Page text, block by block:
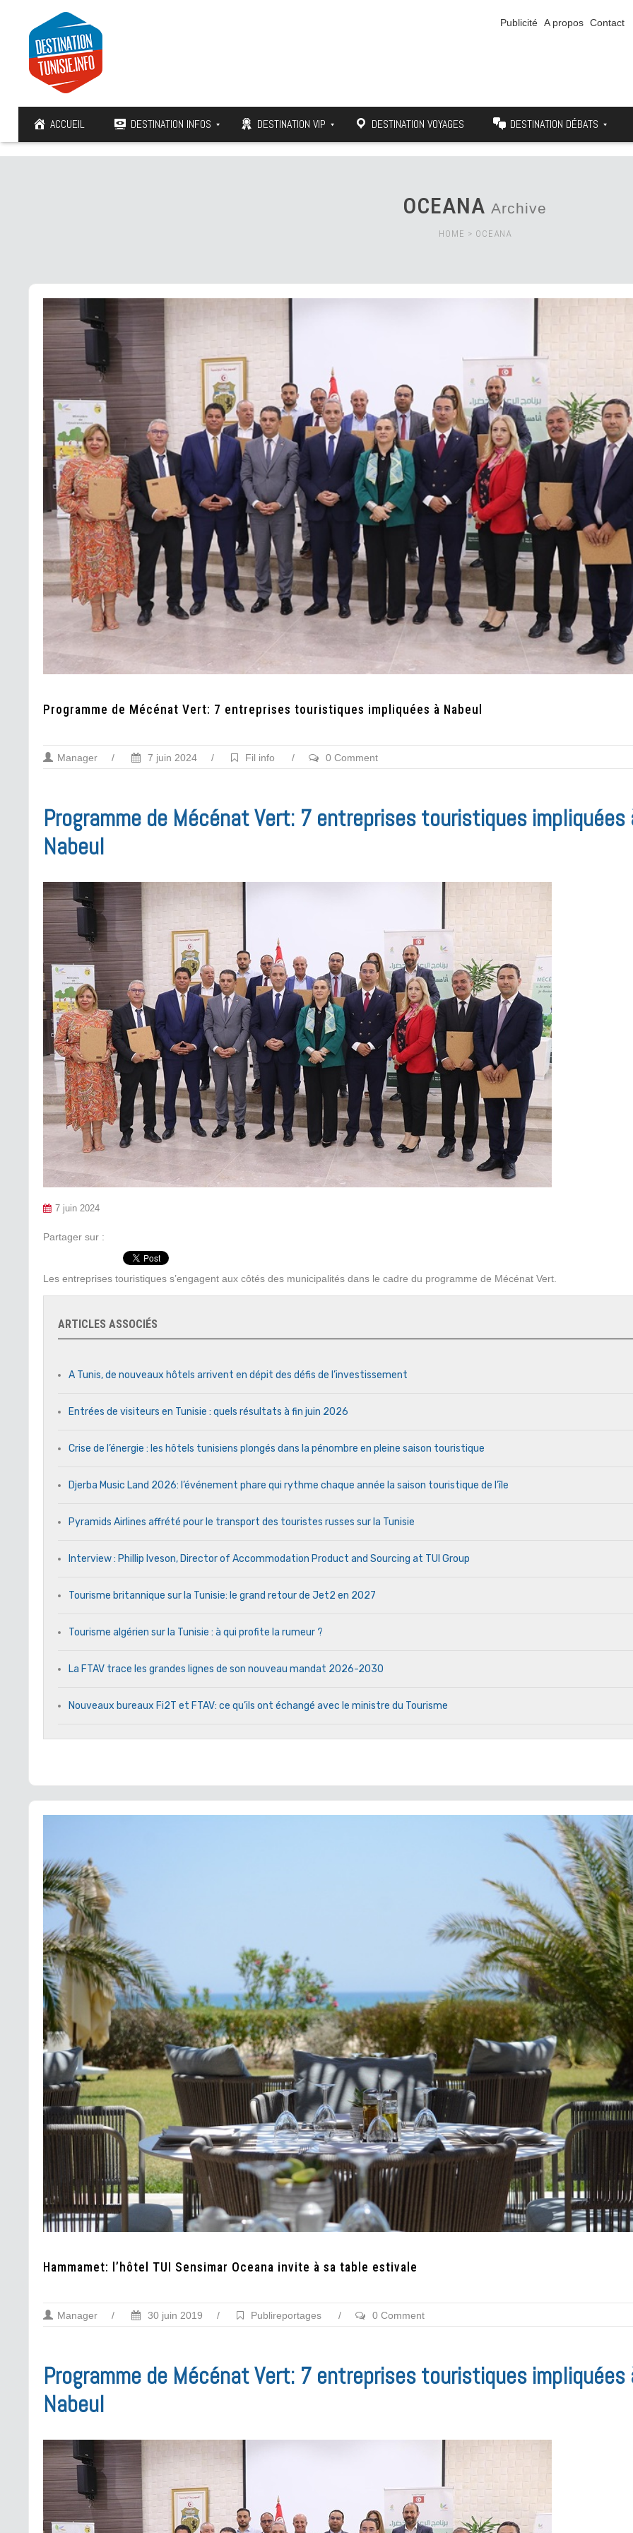
Publicité A propos Contact
ACCUEIL DESTINATION INFOS DESTINATION VIP DESTINATION VOYAGES DESTINATION DÉBATS
OCEANA Archive
HOME > OCEANA
Programme de Mécénat Vert: 7 entreprises touristiques impliquées à Nabeul
Manager / 7 juin 2024 / Fil info / 0 Comment
Programme de Mécénat Vert: 7 entreprises touristiques impliquées
Nabeul
7 juin 2024
Partager sur :
Les entreprises touristiques s’engagent aux côtés des municipalités dans le cadre du programme de Mécénat Vert.
ARTICLES ASSOCIÉS
A Tunis, de nouveaux hôtels arrivent en dépit des défis de l’investissement
Entrées de visiteurs en Tunisie : quels résultats à fin juin 2026
Crise de l’énergie : les hôtels tunisiens plongés dans la pénombre en pleine saison touristique
Djerba Music Land 2026: l’événement phare qui rythme chaque année la saison touristique de l’île
Pyramids Airlines affrété pour le transport des touristes russes sur la Tunisie
Interview : Phillip Iveson, Director of Accommodation Product and Sourcing at TUI Group
Tourisme britannique sur la Tunisie: le grand retour de Jet2 en 2027
Tourisme algérien sur la Tunisie : à qui profite la rumeur ?
La FTAV trace les grandes lignes de son nouveau mandat 2026-2030
Nouveaux bureaux Fi2T et FTAV: ce qu’ils ont échangé avec le ministre du Tourisme
Hammamet: l’hôtel TUI Sensimar Oceana invite à sa table estivale
Manager / 30 juin 2019 / Publireportages / 0 Comment
Programme de Mécénat Vert: 7 entreprises touristiques impliquées
Nabeul